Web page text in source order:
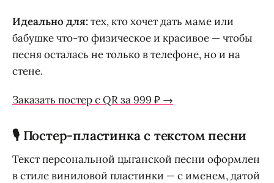
Идеально для:тех, кто хочет дать маме или
бабушке что-то физическое и красивое — чтобы
песня осталась не только в телефоне, но и на
стене.
Заказать постер с QR за 999 ₽ →
🎙️ Постер-пластинка с текстом песни
Текст персональной цыганской песни оформлен
в стиле виниловой пластинки — с именем, датой